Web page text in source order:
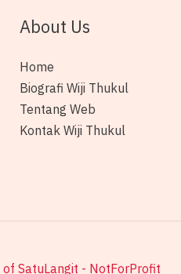
About Us
Home
Biografi Wiji Thukul
Tentang Web
Kontak Wiji Thukul
SatuLangit - NotForProfit